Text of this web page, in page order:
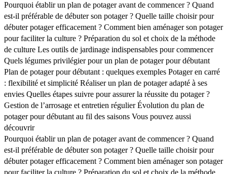
Pourquoi établir un plan de potager avant de commencer ? Quand
est-il préférable de débuter son potager ? Quelle taille choisir pour
débuter potager efficacement ? Comment bien aménager son potager
pour faciliter la culture ? Préparation du sol et choix de la méthode
de culture Les outils de jardinage indispensables pour commencer
Quels légumes privilégier pour un plan de potager pour débutant
Plan de potager pour débutant : quelques exemples Potager en carré
: flexibilité et simplicité Réaliser un plan de potager adapté à ses
envies Quelles étapes suivre pour assurer la réussite du potager ?
Gestion de l’arrosage et entretien régulierÉvolution du plan de
potager pour débutant au fil des saisons Vous pouvez aussi
découvrir
Pourquoi établir un plan de potager avant de commencer ? Quand
est-il préférable de débuter son potager ? Quelle taille choisir pour
débuter potager efficacement ? Comment bien aménager son potager